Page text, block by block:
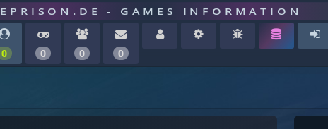
EPRISON.DE - GAMES INFORMATION
0 0 0 0